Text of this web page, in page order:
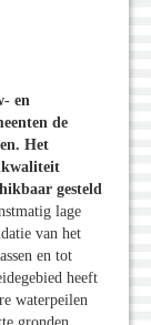
en
de
Het
gesteld
lage
van het
en tot
heeft
waterpeilen